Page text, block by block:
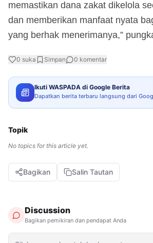
memastikan dana zakat dikelola
dan memberikan manfaat nyata
yang berhak menerimanya,”
0 suka Simpan 0 komentar
Ikuti WASPADA di Google Berita
Dapatkan berita terbaru langsung dari
Topik
No topics for this article yet.
Bagikan Salin Tautan
Discussion
Bagikan pemikiran dan pendapat Anda